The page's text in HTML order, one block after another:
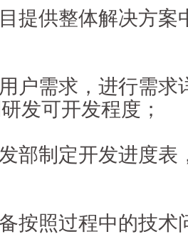
供整体解决方案
需求，进行需求
发可开发程度；
制定开发进度表
照过程中的技术